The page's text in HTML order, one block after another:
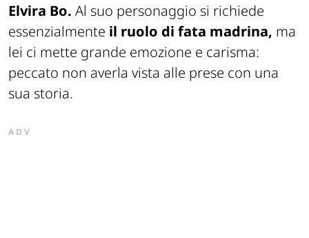
Elvira Bo. Al suo personaggio si richiede
essenzialmente il ruolo di fata madrina, ma
lei ci mette grande emozione e carisma:
peccato non averla vista alle prese con una
sua storia.
ADV